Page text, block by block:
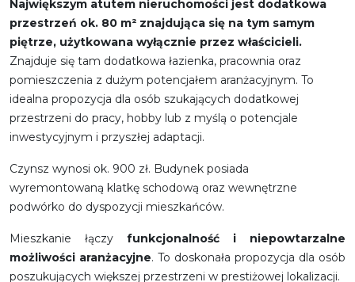
Największym atutem nieruchomości jest dodatkowa
przestrzeń ok. 80 m² znajdująca się na tym samym
piętrze, użytkowana wyłącznie przez właścicieli.
Znajduje się tam dodatkowa łazienka, pracownia oraz
pomieszczenia z dużym potencjałem aranżacyjnym. To
idealna propozycja dla osób szukających dodatkowej
przestrzeni do pracy, hobby lub z myślą o potencjale
inwestycyjnym i przyszłej adaptacji.
Czynsz wynosi ok. 900 zł. Budynek posiada
wyremontowaną klatkę schodową oraz wewnętrzne
podwórko do dyspozycji mieszkańców.
Mieszkanie łączy funkcjonalność i niepowtarzalne
możliwości aranżacyjne. To doskonała propozycja dla osób
poszukujących większej przestrzeni w prestiżowej lokalizacji.